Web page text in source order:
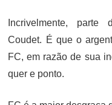
Incrivelmente, parte
Coudet. É que o
FC, em razão de sua
quer e ponto.